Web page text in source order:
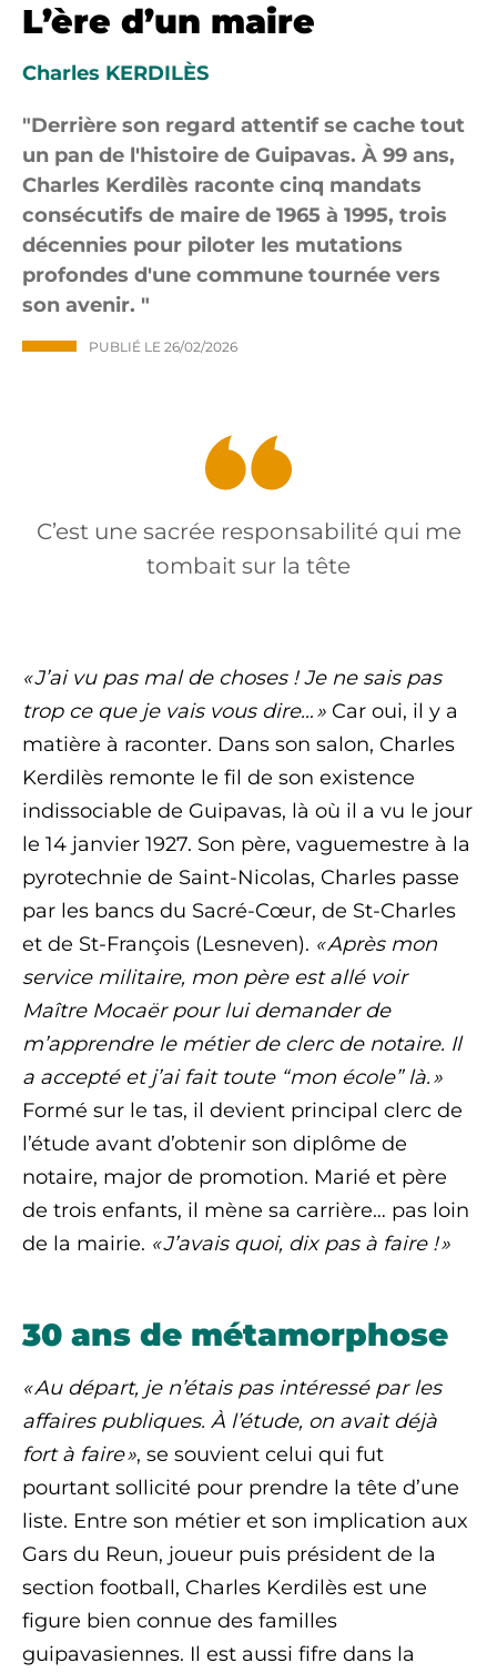
L’ère d’un maire
Charles KERDILÈS
Derrière son regard attentif se cache tout
un pan de l'histoire de Guipavas. À 99 ans,
Charles Kerdilès raconte cinq mandats
consécutifs de maire de 1965 à 1995, trois
décennies pour piloter les mutations
profondes d'une commune tournée vers
son avenir.
PUBLIÉ LE 26/02/2026
C’est une sacrée responsabilité qui me
tombait sur la tête
« J’ai vu pas mal de choses ! Je ne sais pas
trop ce que je vais vous dire… » Car oui, il y a
matière à raconter. Dans son salon, Charles
Kerdilès remonte le fil de son existence
indissociable de Guipavas, là où il a vu le jour
le 14 janvier 1927. Son père, vaguemestre à la
pyrotechnie de Saint-Nicolas, Charles passe
par les bancs du Sacré-Cœur, de St-Charles
et de St-François (Lesneven). « Après mon
service militaire, mon père est allé voir
Maître Mocaër pour lui demander de
m’apprendre le métier de clerc de notaire. Il
a accepté et j’ai fait toute “mon école” là. »
Formé sur le tas, il devient principal clerc de
l’étude avant d’obtenir son diplôme de
notaire, major de promotion. Marié et père
de trois enfants, il mène sa carrière… pas loin
de la mairie. « J’avais quoi, dix pas à faire ! »
30 ans de métamorphose
« Au départ, je n’étais pas intéressé par les
affaires publiques. À l’étude, on avait déjà
fort à faire », se souvient celui qui fut
pourtant sollicité pour prendre la tête d’une
liste. Entre son métier et son implication aux
Gars du Reun, joueur puis président de la
section football, Charles Kerdilès est une
figure bien connue des familles
guipavasiennes. Il est aussi fifre dans la